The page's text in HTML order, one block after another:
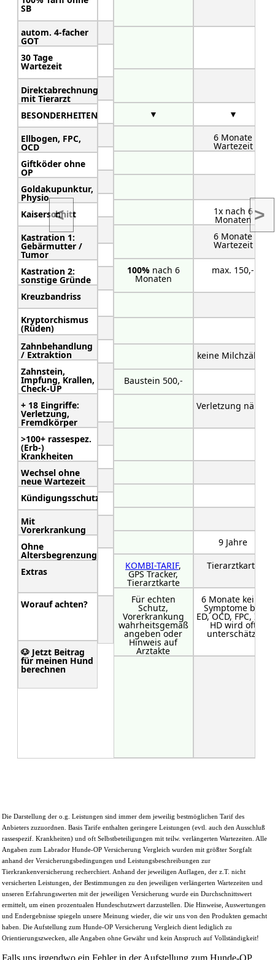
SB
autom. 4-facher
GOT
30 Tage
Wartezeit
Direktabrechnung
mit Tierarzt
BESONDERHEITEN:
Ellbogen, FPC,
OCD
Giftköder ohne
OP
Goldakupunktur,
Physio
Kaiserschnitt
Kastration 1:
Gebärmutter /
Tumor
Kastration 2:
sonstige Gründe
Kreuzbandriss
Kryptorchismus
(Rüden)
Zahnbehandlung
/ Extraktion
Zahnstein,
Impfung, Krallen,
Check-UP
+ 18 Eingriffe:
Verletzung,
Fremdkörper
>100+ rassespez.
(Erb-)
Krankheiten
Wechsel ohne
neue Wartezeit
Kündigungsschutz
Mit
Vorerkrankung
Ohne
Altersbegrenzung
Extras
Worauf achten?
🐶 Jetzt Beitrag
für meinen Hund
berechnen
< >
ab 22,50 €
▼
▼
6 Monate
Wartezeit
1x nach 6
Monaten
6 Monate
Wartezeit
100%nach 6
Monaten
max. 150,-
keine Milchzähne
Baustein 500,-
Verletzung nähen
9 Jahre
KOMBI-TARIF,
GPS Tracker,
Tierarztkarte
Tierarztkarte
Für echten
Schutz,
Vorerkrankung
wahrheitsgemäß
angeben oder
Hinweis auf
Arztakte
6 Monate keine
Symptome bei
ED, OCD, FPC, IPA,
HD wird oft
unterschätzt
Die Darstellung der o.g. Leistungen sind immer dem jeweilig bestmöglichen Tarif des
Anbieters zuzuordnen. Basis Tarife enthalten geringere Leistungen (evtl. auch den Ausschluß
rassespezif. Krankheiten) und oft Selbstbeteiligungen mit teilw. verlängerten Wartezeiten. Alle
Angaben zum Labrador Hunde-OP Versicherung Vergleich wurden mit größter Sorgfalt
anhand der Versicherungsbedingungen und Leistungsbeschreibungen zur
Tierkrankenversicherung recherchiert. Anhand der jeweiligen Auflagen, der z.T. nicht
versicherten Leistungen, der Bestimmungen zu den jeweiligen verlängerten Wartezeiten und
unseren Erfahrungswerten mit der jeweiligen Versicherung wurde ein Durchschnittswert
ermittelt, um einen prozentualen Hundeschutzwert darzustellen. Die Hinweise, Auswertungen
und Endergebnisse spiegeln unsere Meinung wieder, die wir uns von den Produkten gemacht
haben. Die Aufstellung zum Hunde-OP Versicherung Vergleich dient lediglich zu
Orientierungszwecken, alle Angaben ohne Gewähr und kein Anspruch auf Vollständigkeit!
Falls uns irgendwo ein Fehler in der Aufstellung zum Hunde-OP